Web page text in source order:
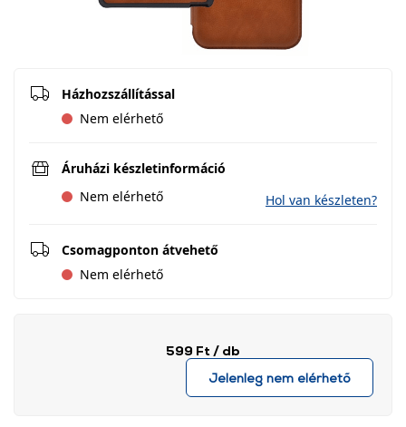
Házhozszállítással
Nem elérhető
Áruházi készletinformáció
Nem elérhető
Hol van készleten?
Csomagponton átvehető
Nem elérhető
599 Ft / db
Jelenleg nem elérhető